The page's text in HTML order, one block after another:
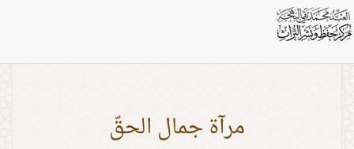
اشخاص: النبيّ الأكرم
مرآة جمال الحقّ